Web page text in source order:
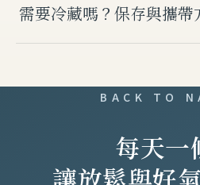
女、服用特定藥物者，請
如白天安適凍、用眼多時舒
凍）。若不確定從哪款開
需要冷藏嗎？保存與攜帶
射，並於保存期限內食用完
BACK TO
每天一